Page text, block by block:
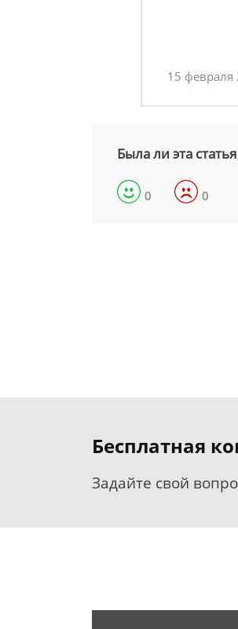
15 февраля
Была ли эта
0 0
Бесплатная
Задайте свой